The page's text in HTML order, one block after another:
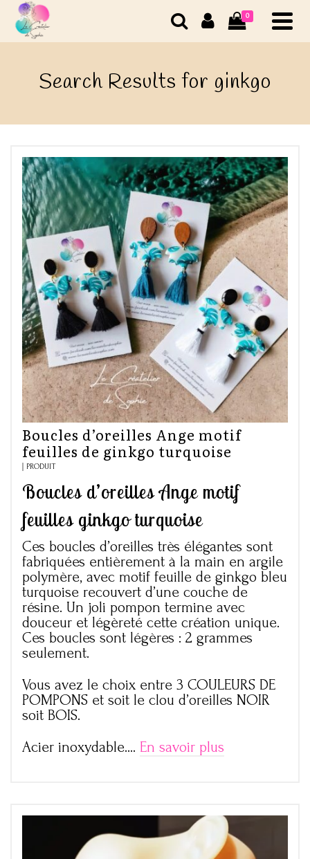
0
Search Results for ginkgo
Boucles d’oreilles Ange motif
feuilles de ginkgo turquoise
PRODUIT
Boucles d’oreilles Ange motif
feuilles ginkgo turquoise
Ces boucles d’oreilles très élégantes sont
fabriquées entièrement à la main en argile
polymère, avec motif feuille de ginkgo bleu
turquoise recouvert d’une couche de
résine. Un joli pompon termine avec
douceur et légèreté cette création unique.
Ces boucles sont légères : 2 grammes
seulement.
Vous avez le choix entre 3 COULEURS DE
POMPONS et soit le clou d’oreilles NOIR
soit BOIS.
Acier inoxydable.… En savoir plus